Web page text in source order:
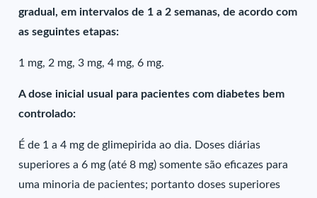
gradual, em intervalos de 1 a 2 semanas, de acordo com
as seguintes etapas:
1 mg, 2 mg, 3 mg, 4 mg, 6 mg.
A dose inicial usual para pacientes com diabetes bem
controlado:
É de 1 a 4 mg de glimepirida ao dia. Doses diárias
superiores a 6 mg (até 8 mg) somente são eficazes para
uma minoria de pacientes; portanto doses superiores